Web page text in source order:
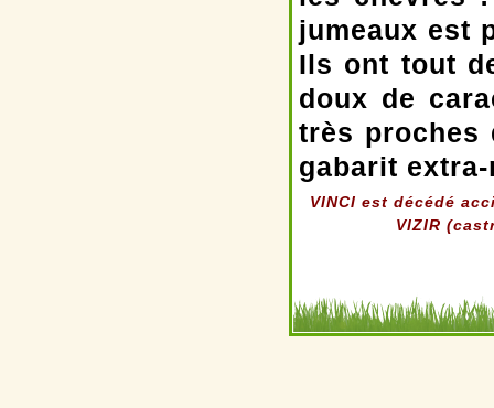
jumeaux est
Ils ont tout
doux de
très proches
gabarit
VINCI est décédé
VIZIR